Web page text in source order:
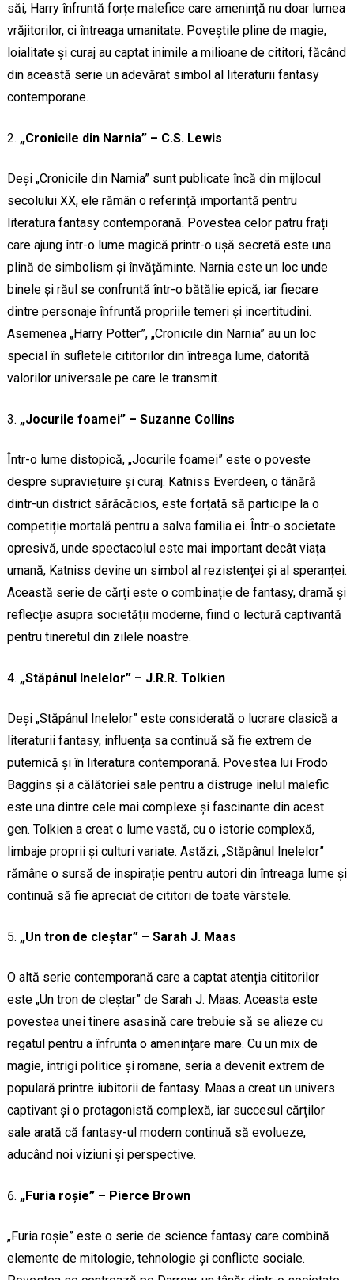
săi, Harry înfruntă forțe malefice care amenință nu doar lumea
vrăjitorilor, ci întreaga umanitate. Poveștile pline de magie,
loialitate și curaj au captat inimile a milioane de cititori, făcând
din această serie un adevărat simbol al literaturii fantasy
contemporane.
„Cronicile din Narnia” – C.S. Lewis
Deși „Cronicile din Narnia” sunt publicate încă din mijlocul
secolului XX, ele rămân o referință importantă pentru
literatura fantasy contemporană. Povestea celor patru frați
care ajung într-o lume magică printr-o ușă secretă este una
plină de simbolism și învățăminte. Narnia este un loc unde
binele și răul se confruntă într-o bătălie epică, iar fiecare
dintre personaje înfruntă propriile temeri și incertitudini.
Asemenea „Harry Potter”, „Cronicile din Narnia” au un loc
special în sufletele cititorilor din întreaga lume, datorită
valorilor universale pe care le transmit.
„Jocurile foamei” – Suzanne Collins
Într-o lume distopică, „Jocurile foamei” este o poveste
despre supraviețuire și curaj. Katniss Everdeen, o tânără
dintr-un district sărăcăcios, este forțată să participe la o
competiție mortală pentru a salva familia ei. Într-o societate
opresivă, unde spectacolul este mai important decât viața
umană, Katniss devine un simbol al rezistenței și al speranței.
Această serie de cărți este o combinație de fantasy, dramă și
reflecție asupra societății moderne, fiind o lectură captivantă
pentru tineretul din zilele noastre.
„Stăpânul Inelelor” – J.R.R. Tolkien
Deși „Stăpânul Inelelor” este considerată o lucrare clasică a
literaturii fantasy, influența sa continuă să fie extrem de
puternică și în literatura contemporană. Povestea lui Frodo
Baggins și a călătoriei sale pentru a distruge inelul malefic
este una dintre cele mai complexe și fascinante din acest
gen. Tolkien a creat o lume vastă, cu o istorie complexă,
limbaje proprii și culturi variate. Astăzi, „Stăpânul Inelelor”
rămâne o sursă de inspirație pentru autori din întreaga lume și
continuă să fie apreciat de cititori de toate vârstele.
„Un tron de cleștar” – Sarah J. Maas
O altă serie contemporană care a captat atenția cititorilor
este „Un tron de cleștar” de Sarah J. Maas. Aceasta este
povestea unei tinere asasină care trebuie să se alieze cu
regatul pentru a înfrunta o amenințare mare. Cu un mix de
magie, intrigi politice și romane, seria a devenit extrem de
populară printre iubitorii de fantasy. Maas a creat un univers
captivant și o protagonistă complexă, iar succesul cărților
sale arată că fantasy-ul modern continuă să evolueze,
aducând noi viziuni și perspective.
„Furia roșie” – Pierce Brown
„Furia roșie” este o serie de science fantasy care combină
elemente de mitologie, tehnologie și conflicte sociale.